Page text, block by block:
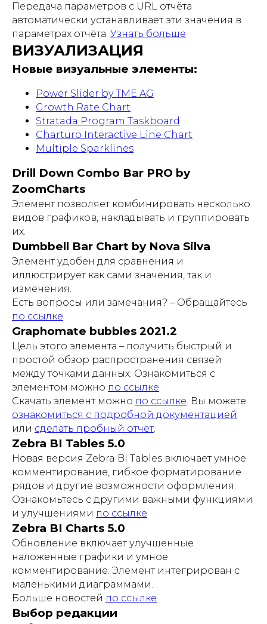
Передача параметров с URL отчёта
автоматически устанавливает эти значения в
параметрах отчёта. Узнать больше
ВИЗУАЛИЗАЦИЯ
Новые визуальные элементы:
Power Slider by TME AG
Growth Rate Chart
Stratada Program Taskboard
Charturo Interactive Line Chart
Multiple Sparklines
Drill Down Combo Bar PRO by
ZoomCharts
Элемент позволяет комбинировать несколько
видов графиков, накладывать и группировать
их.
Dumbbell Bar Chart by Nova Silva
Элемент удобен для сравнения и
иллюстрирует как сами значения, так и
изменения.
Есть вопросы или замечания? – Обращайтесь
по ссылке
Graphomate bubbles 2021.2
Цель этого элемента – получить быстрый и
простой обзор распространения связей
между точками данных. Ознакомиться с
элементом можно по ссылке.
Скачать элемент можно по ссылке. Вы можете
ознакомиться с подробной документацией
или сделать пробный отчет.
Zebra BI Tables 5.0
Новая версия Zebra BI Tables включает умное
комментирование, гибкое форматирование
рядов и другие возможности оформления.
Ознакомьтесь с другими важными функциями
и улучшениями по ссылке
Zebra BI Charts 5.0
Обновление включает улучшенные
наложенные графики и умное
комментирование. Элемент интегрирован с
маленькими диаграммами.
Больше новостей по ссылке
Выбор редакции